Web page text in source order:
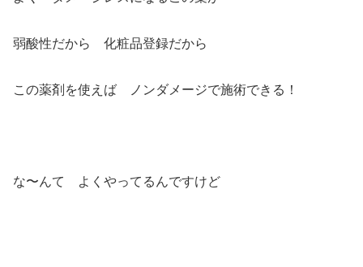
弱酸性だから 化粧品登録だから
この薬剤を使えば ノンダメージで施術できる！
な〜んて よくやってるんですけど